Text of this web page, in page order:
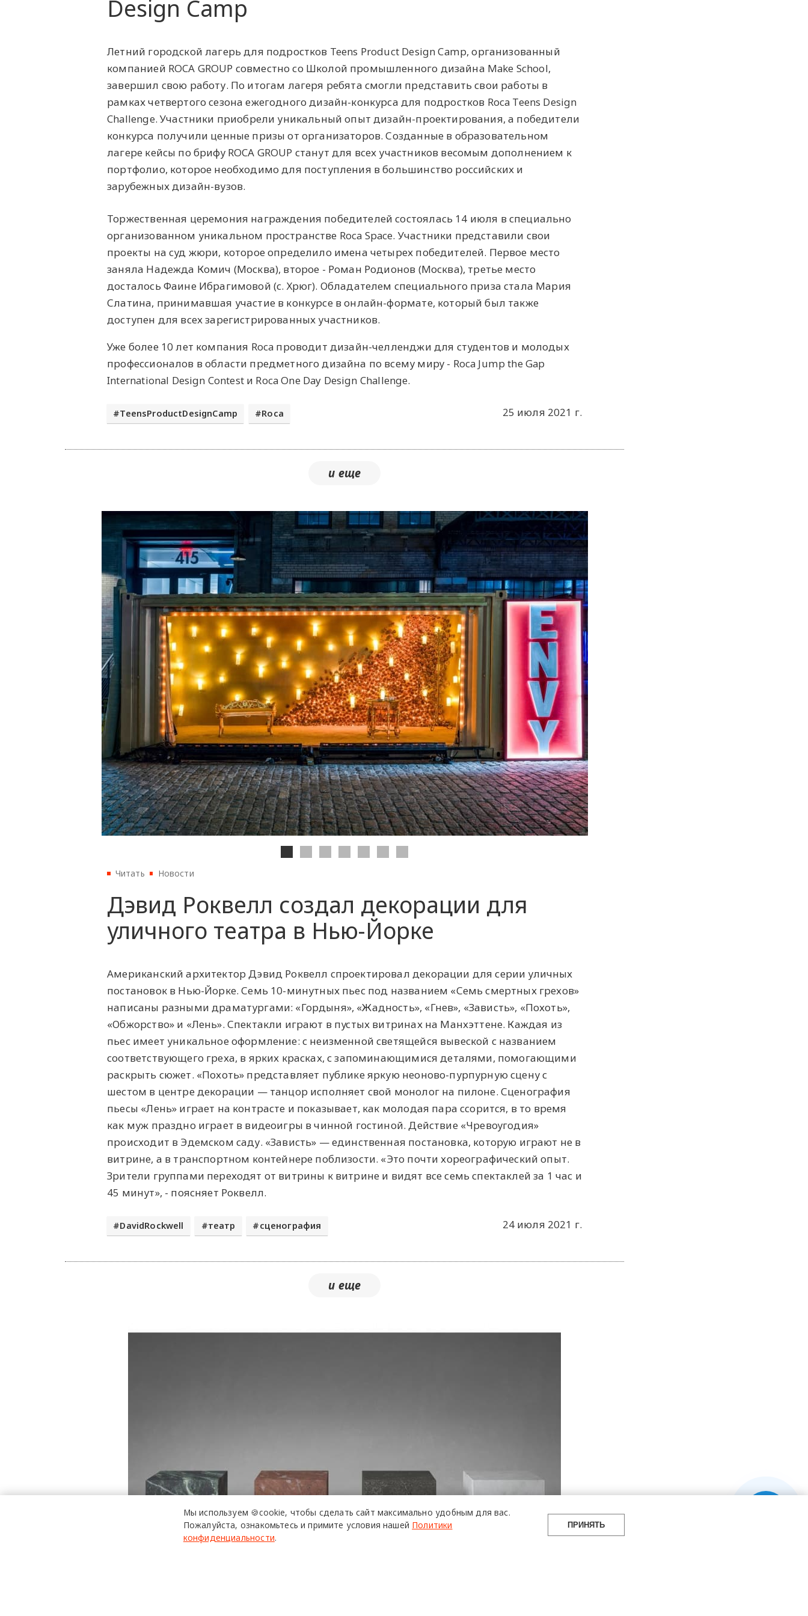
Design Camp
Летний городской лагерь для подростков Teens Product Design Camp, организованный
компанией ROCA GROUP совместно со Школой промышленного дизайна Make School,
завершил свою работу. По итогам лагеря ребята смогли представить свои работы в
рамках четвертого сезона ежегодного дизайн-конкурса для подростков Roca Teens Design
Challenge. Участники приобрели уникальный опыт дизайн-проектирования, а победители
конкурса получили ценные призы от организаторов. Созданные в образовательном
лагере кейсы по брифу ROCA GROUP станут для всех участников весомым дополнением к
портфолио, которое необходимо для поступления в большинство российских и
зарубежных дизайн-вузов.
Торжественная церемония награждения победителей состоялась 14 июля в специально
организованном уникальном пространстве Roca Space. Участники представили свои
проекты на суд жюри, которое определило имена четырех победителей. Первое место
заняла Надежда Комич (Москва), второе - Роман Родионов (Москва), третье место
досталось Фаине Ибрагимовой (с. Хрюг). Обладателем специального приза стала Мария
Слатина, принимавшая участие в конкурсе в онлайн-формате, который был также
доступен для всех зарегистрированных участников.
Уже более 10 лет компания Roca проводит дизайн-челленджи для студентов и молодых
профессионалов в области предметного дизайна по всему миру - Roca Jump the Gap
International Design Contest и Roca One Day Design Challenge.
25 июля 2021 г.
TeensProductDesignCamp Roca
Читать Новости
Дэвид Роквелл создал декорации для
уличного театра в Нью-Йорке
Американский архитектор Дэвид Роквелл спроектировал декорации для серии уличных
постановок в Нью-Йорке. Семь 10-минутных пьес под названием «Семь смертных грехов»
написаны разными драматургами: «Гордыня», «Жадность», «Гнев», «Зависть», «Похоть»,
«Обжорство» и «Лень». Спектакли играют в пустых витринах на Манхэттене. Каждая из
пьес имеет уникальное оформление: с неизменной светящейся вывеской с названием
соответствующего греха, в ярких красках, с запоминающимися деталями, помогающими
раскрыть сюжет. «Похоть» представляет публике яркую неоново-пурпурную сцену с
шестом в центре декорации — танцор исполняет свой монолог на пилоне. Сценография
пьесы «Лень» играет на контрасте и показывает, как молодая пара ссорится, в то время
как муж праздно играет в видеоигры в чинной гостиной. Действие «Чревоугодия»
происходит в Эдемском саду. «Зависть» — единственная постановка, которую играют не в
витрине, а в транспортном контейнере поблизости. «Это почти хореографический опыт.
Зрители группами переходят от витрины к витрине и видят все семь спектаклей за 1 час и
45 минут», - поясняет Роквелл.
24 июля 2021 г.
DavidRockwell театр сценография
Design Mate
Мы используем 🍪cookie, чтобы сделать сайт максимально удобным для вас.
Пожалуйста, ознакомьтесь и примите условия нашей Политики
конфиденциальности.
ПРИНЯТЬ